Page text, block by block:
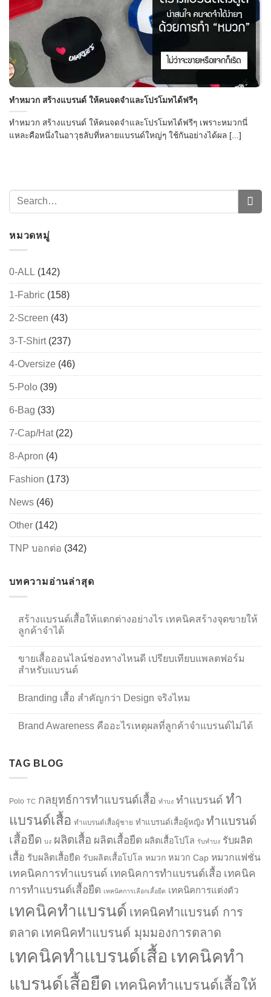
ทำหมวก สร้างแบรนด์ ให้คนจดจำและโปรโมทได้ฟรีๆ
ทำหมวก สร้างแบรนด์ ให้คนจดจำและโปรโมทได้ฟรีๆ เพราะหมวกนี่
แหละคือหนึ่งในอาวุธลับที่หลายแบรนด์ใหญ่ๆ ใช้กันอย่างได้ผล [...]
หมวดหมู่
0-ALL (142)
1-Fabric (158)
2-Screen (43)
3-T-Shirt(237)
4-Oversize (46)
5-Polo (39)
6-Bag (33)
7-Cap/Hat(22)
8-Apron (4)
Fashion (173)
News (46)
Other (142)
TNP บอกต่อ (342)
บทความอ่านล่าสุด
สร้างแบรนด์เสื้อให้แตกต่างอย่างไร เทคนิคสร้างจุดขายให้
ลูกค้าจำได้
ขายเสื้อออนไลน์ช่องทางไหนดี เปรียบเทียบแพลตฟอร์ม
สำหรับแบรนด์
Branding เสื้อ สำคัญกว่า Design จริงไหม
Brand Awareness คืออะไรเหตุผลที่ลูกค้าจำแบรนด์ไม่ได้
TAG BLOG
Polo TC กลยุทธ์การทำแบรนด์เสื้อ ทำบง ทำแบรนด์ ทำ
แบรนด์เสื้อ ทำแบรนด์เสื้อผู้ชาย ทำแบรนด์เสื้อผู้หญิง ทำแบรนด์
เสื้อยืด บง ผลิตเสื้อ ผลิตเสื้อยืด ผลิตเสื้อโปโล รับทำบง รับผลิต
เสื้อ รับผลิตเสื้อยืด รับผลิตเสื้อโปโล หมวก หมวก Cap หมวกแฟชั่น
เทคนิคการทำแบรนด์ เทคนิคการทำแบรนด์เสื้อ เทคนิค
การทำแบรนด์เสื้อยืด เทคนิคการเลือกเสื้อยืด เทคนิคการแต่งตัว
เทคนิคทำแบรนด์ เทคนิคทำแบรนด์ การ
ตลาด เทคนิคทำแบรนด์ มุมมองการตลาด
เทคนิคทำแบรนด์เสื้อ เทคนิคทำ
แบรนด์เสื้อยืด เทคนิคทำแบรนด์เสื้อให้